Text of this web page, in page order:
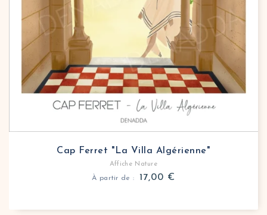
Cap Ferret "La Villa Algérienne"
Affiche Nature
À partir de : 17,00 €